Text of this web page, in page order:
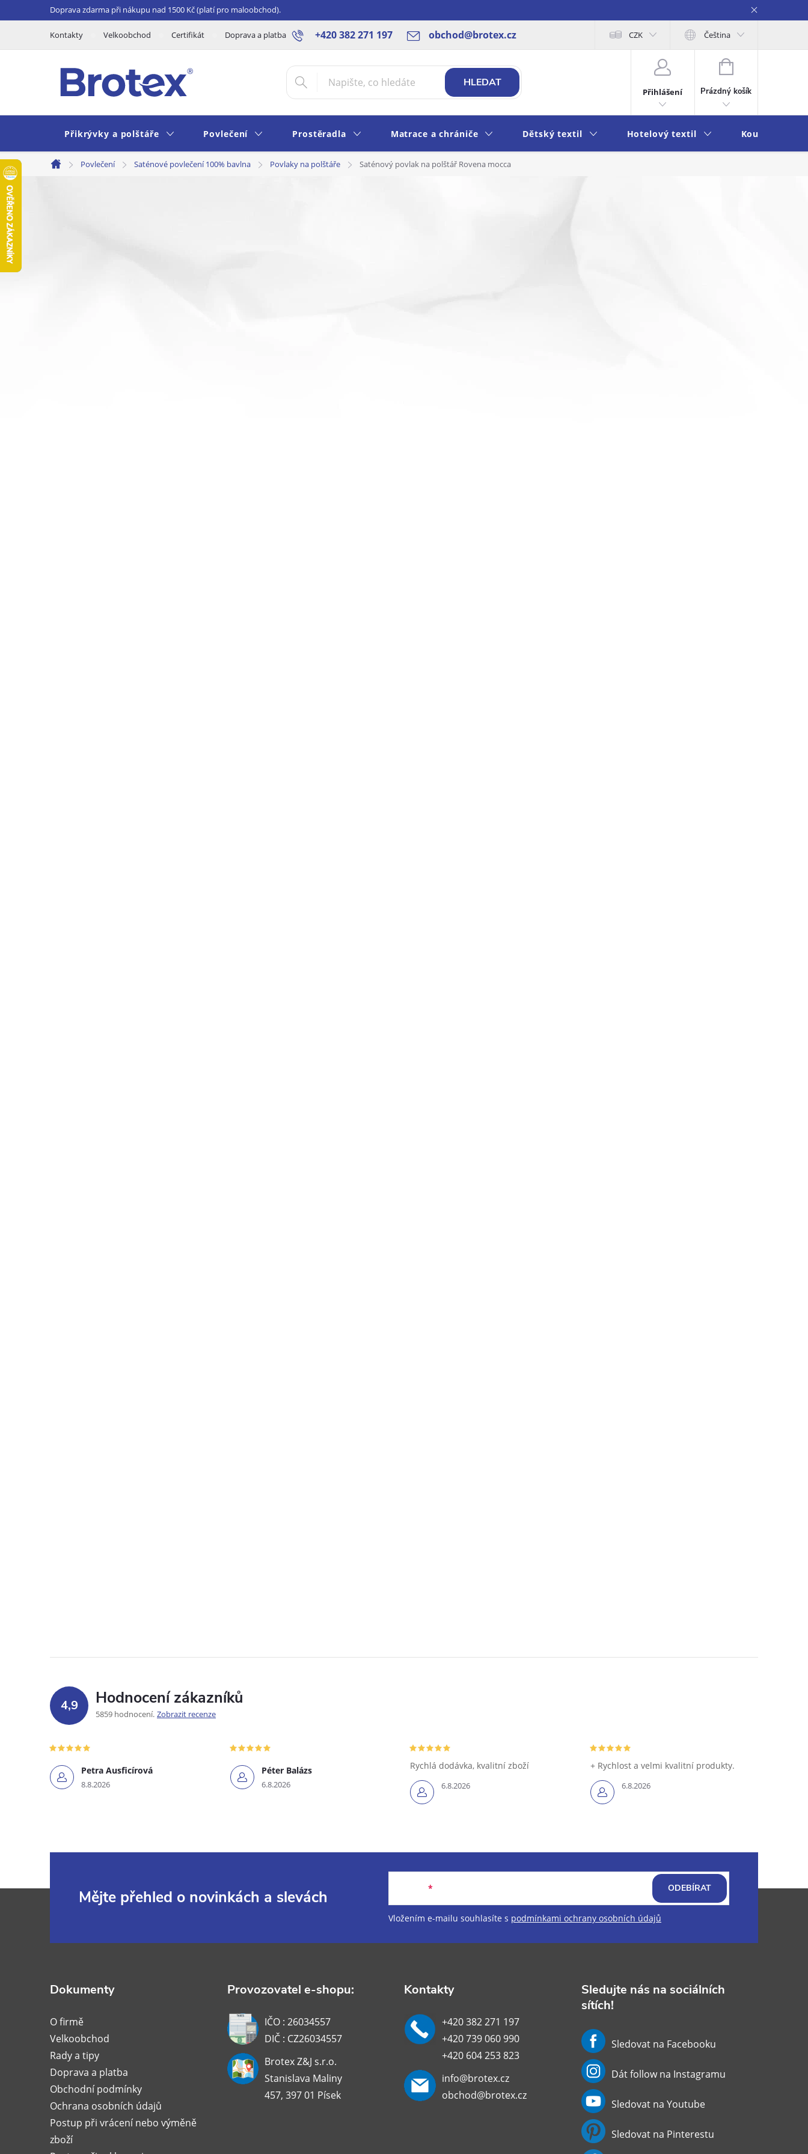
na
Doprava zdarma při nákupu nad 1500 Kč (platí pro maloobchod).
+420 382 271 197 obchod@brotex.cz
Kontakty Velkoobchod Certifikát Doprava a platba Blog Rady a tipy Obchodní podmínky Ochrana osobních údajů Moje objednávka
CZK Čeština
HLEDAT
Přihlášení
NÁKUPNÍ
KOŠÍK
Prázdný košík
Přikrývky a polštáře Povlečení Prostěradla Matrace a chrániče Dětský textil Hotelový textil Koupelna a
Domů
Povlečení Saténové povlečení 100% bavlna Povlaky na polštáře Saténový povlak na polštář Rovena mocca
4,9 Hodnocení zákazníků
5859 hodnocení Zobrazit recenze
Petra Ausficírová
8.8.2026
Péter Balázs
6.8.2026 6.8.2026
Rychlá dodávka, kvalitní zboží
6.8.2026
+ Rychlost a velmi kvalitní produkty.
Mějte přehled o novinkách a slevách
Vložením e-mailu souhlasíte s podmínkami ochrany osobních údajů
ODEBÍRAT
Dokumenty
O firmě
Velkoobchod
Rady a tipy
Doprava a platba
Obchodní podmínky
Ochrana osobních údajů
Postup při vrácení nebo výměně
zboží
Provozovatel e-shopu:
IČO : 26034557
DIČ : CZ26034557
Brotex Z&J s.r.o.
Stanislava Maliny
457, 397 01 Písek
Kontakty
+420 382 271 197
+420 739 060 990
+420 604 253 823
info@brotex.cz
obchod@brotex.cz
Sledujte nás na sociálních
sítích!
Sledovat na Facebooku
Dát follow na Instagramu
Sledovat na Youtube
Sledovat na Pinterestu